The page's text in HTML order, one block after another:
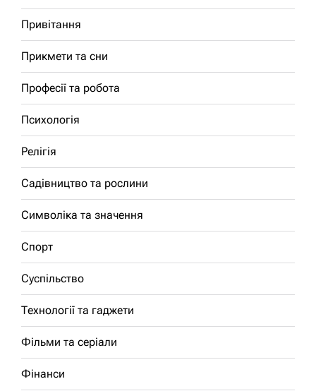
Привітання
Прикмети та сни
Професії та робота
Психологія
Релігія
Садівництво та рослини
Символіка та значення
Спорт
Суспільство
Технології та гаджети
Фільми та серіали
Фінанси